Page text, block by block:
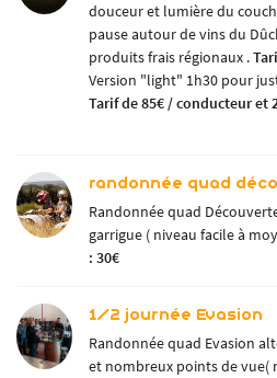
email indiqué ci-dessus. Vous pouvez vous
formulaire de désinscription
douceur et lumière du
pause autour de vins du
produits frais régionaux .
Version "light" 1h30 pour
Tarif de 85€ / conducteur et
randonnée quad
Randonnée quad
garrigue ( niveau facile à
: 30€
1/2 journée Evasion
Randonnée quad Evasion
et nombreux points de vue(